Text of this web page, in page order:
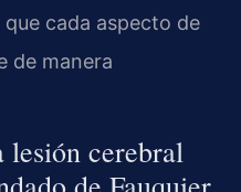
cada aspecto de
de manera
lesión cerebral